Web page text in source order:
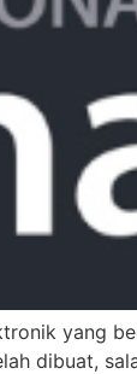
yang
dibuat,